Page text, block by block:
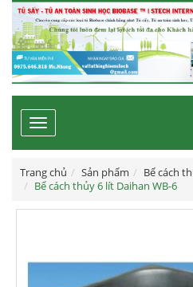
Toggle
navigation
Trang chủ Sản phẩm
Bể cách
Bể cách thủy 6 lít Daihan WB-6